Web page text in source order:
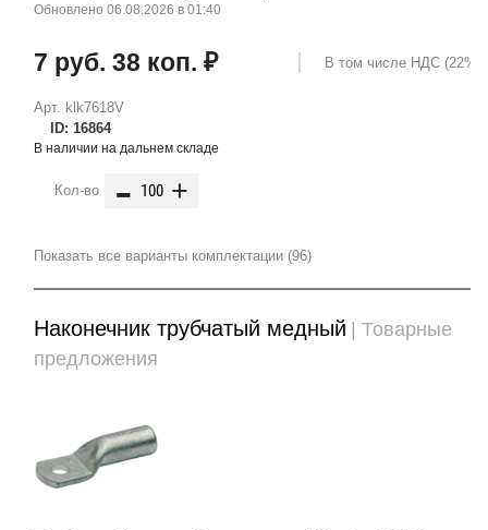
Арт. klk7618V
ID: 16864
Обновлено 06.08.2026 в 01:40
7 руб. 38 коп. ₽ В том числе НДС (22%):
В наличии на дальнем складе
Кол-во - +
Показать все варианты комплектации (96)
Наконечник трубчатый медный
| Товарные
предложения